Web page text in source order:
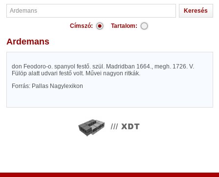
Címszó: Tartalom:
Ardemans
don Feodoro-o. spanyol festő. szül. Madridban 1664., megh. 1726. V.
Fülöp alatt udvari festő volt. Művei nagyon ritkák.
Forrás: Pallas Nagylexikon